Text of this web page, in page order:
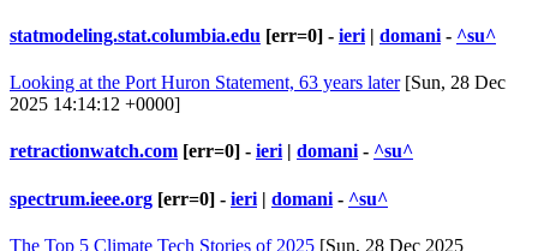
statmodeling.stat.columbia.edu [err=0] - ieri | domani - ^su^
Looking at the Port Huron Statement, 63 years later[Sun, 28 Dec
2025 14:14:12 +0000]
retractionwatch.com [err=0] - ieri | domani - ^su^
spectrum.ieee.org [err=0] - ieri | domani - ^su^
The Top 5 Climate Tech Stories of 2025 [Sun, 28 Dec 2025